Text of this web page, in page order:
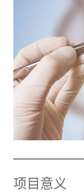
项目意义